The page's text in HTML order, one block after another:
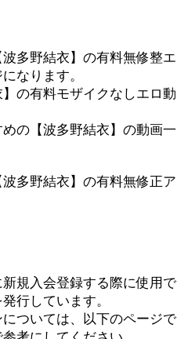
多野結衣】の有料無修整エ
なります。
の有料モザイクなしエロ動
の【波多野結衣】の動画一
多野結衣】の有料無修正ア
規入会登録する際に使用で
行しています。
ついては、以下のページで